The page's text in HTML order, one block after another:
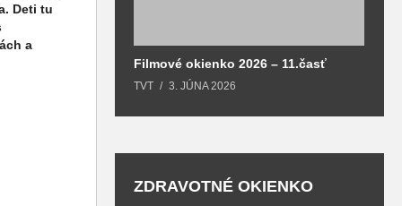
Deti tu
a
Filmové okienko 2026 – 11.časť
TVT 3. JÚNA 2026
ZDRAVOTNÉ OKIENKO